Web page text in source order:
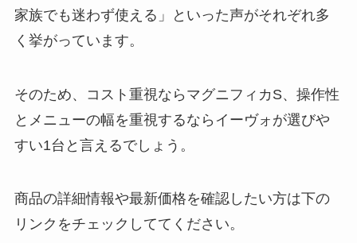
家族でも迷わず使える」といった声がそれぞれ多
く挙がっています。
そのため、コスト重視ならマグニフィカS、操作性
とメニューの幅を重視するならイーヴォが選びや
すい1台と言えるでしょう。
商品の詳細情報や最新価格を確認したい方は下の
リンクをチェックしててください。